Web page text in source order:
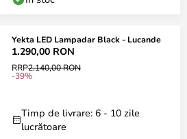
Yekta LED Lampadar Black - Lucande
1.290,00 RON
RRP2.140,00 RON
-39%
Timp de livrare: 6 - 10 zile
lucrătoare